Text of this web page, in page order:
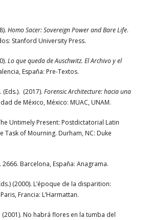
Homo Sacer: Sovereign Power and Bare Life.
Stanford University Press.
Lo que queda de Auschwitz. El Archivo y el
España: Pre-Textos.
(Eds.). (2017).Forensic Architecture: hacia una
de México, México: MUAC, UNAM.
Untimely Present: Postdictatorial Latin
Task of Mourning. Durham, NC: Duke
Barcelona, España: Anagrama.
(2000). L’époque de la disparition:
Francia: L’Harmattan.
(2001). No habrá flores en la tumba del